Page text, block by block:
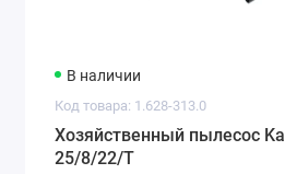
В наличии
Код товара: 1.628-313.0
Хозяйственный пылесос
25/8/22/T